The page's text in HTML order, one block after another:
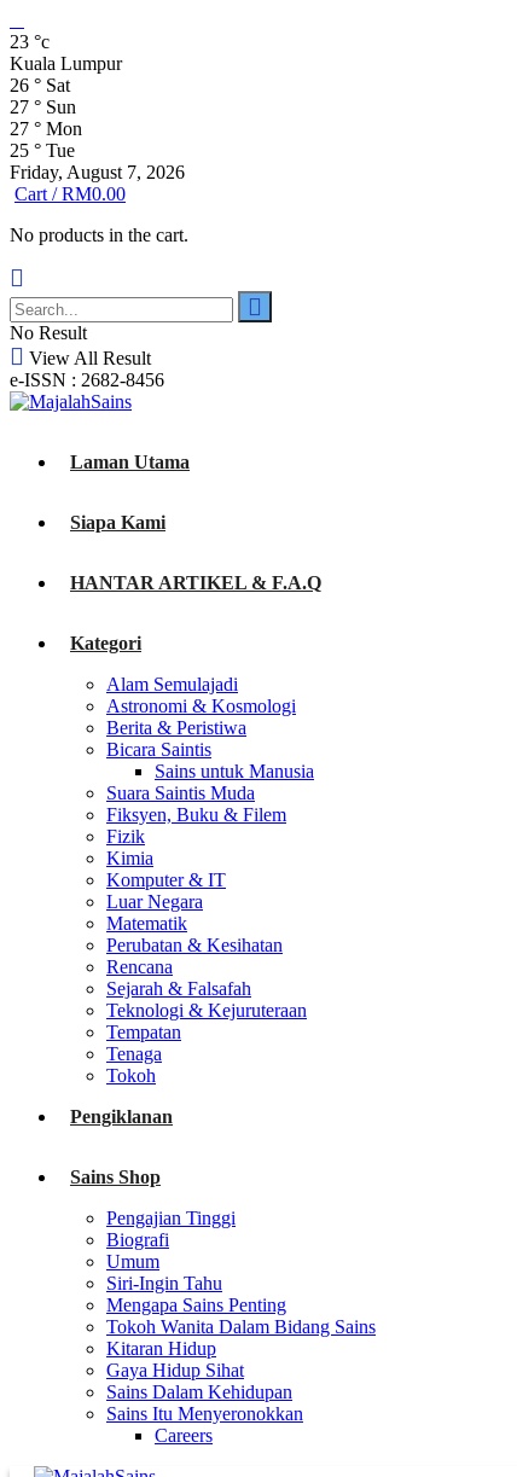
23 °c
Kuala Lumpur
26 ° Sat
27 ° Sun
27 ° Mon
25 ° Tue
Friday, August 7, 2026
Cart /RM0.00
No products in the cart.
No Result
View All Result
e-ISSN : 2682-8456
Laman Utama
Siapa Kami
HANTAR ARTIKEL & F.A.Q
Kategori
Alam Semulajadi
Astronomi & Kosmologi
Berita & Peristiwa
Bicara Saintis
Sains untuk Manusia
Suara Saintis Muda
Fiksyen, Buku & Filem
Fizik
Kimia
Komputer & IT
Luar Negara
Matematik
Perubatan & Kesihatan
Rencana
Sejarah & Falsafah
Teknologi & Kejuruteraan
Tempatan
Tenaga
Tokoh
Pengiklanan
Sains Shop
Pengajian Tinggi
Biografi
Umum
Siri-Ingin Tahu
Mengapa Sains Penting
Tokoh Wanita Dalam Bidang Sains
Kitaran Hidup
Gaya Hidup Sihat
Sains Dalam Kehidupan
Sains Itu Menyeronokkan
Careers